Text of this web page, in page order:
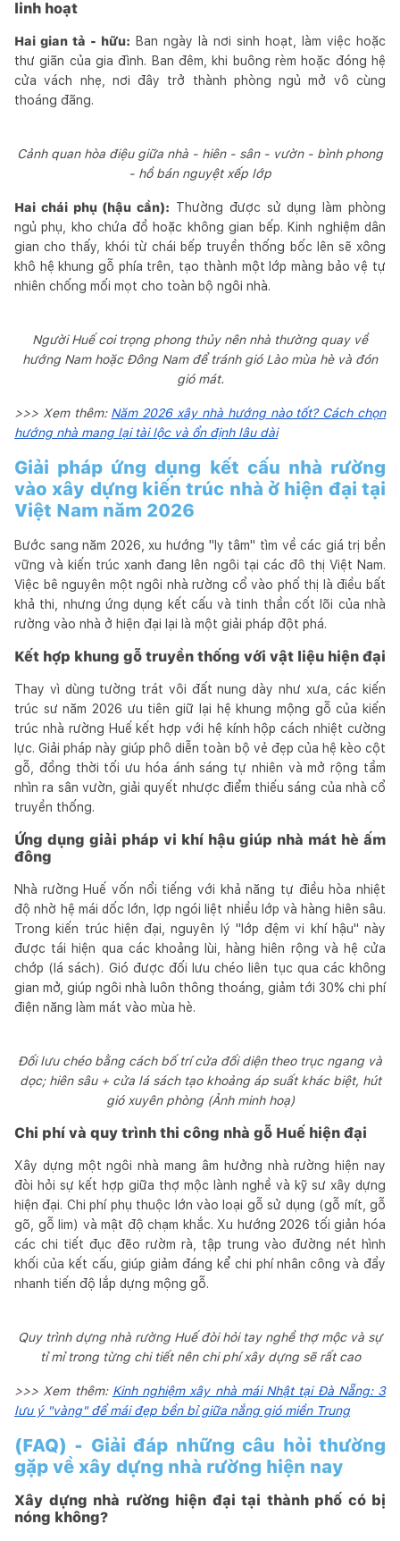
linh hoạt
Hai gian tả - hữu: Ban ngày là nơi sinh hoạt, làm việc hoặc
thư giãn của gia đình. Ban đêm, khi buông rèm hoặc đóng hệ
cửa vách nhẹ, nơi đây trở thành phòng ngủ mở vô cùng
thoáng đãng.
Cảnh quan hòa điệu giữa nhà - hiên - sân - vườn - bình phong
- hồ bán nguyệt xếp lớp
Hai chái phụ (hậu cần): Thường được sử dụng làm phòng
ngủ phụ, kho chứa đồ hoặc không gian bếp. Kinh nghiệm dân
gian cho thấy, khói từ chái bếp truyền thống bốc lên sẽ xông
khô hệ khung gỗ phía trên, tạo thành một lớp màng bảo vệ tự
nhiên chống mối mọt cho toàn bộ ngôi nhà.
Người Huế coi trọng phong thủy nên nhà thường quay về
hướng Nam hoặc Đông Nam để tránh gió Lào mùa hè và đón
gió mát.
>>> Xem thêm: Năm 2026 xây nhà hướng nào tốt? Cách chọn
hướng nhà mang lại tài lộc và ổn định lâu dài
Giải pháp ứng dụng kết cấu nhà rường
vào xây dựng kiến trúc nhà ở hiện đại tại
Việt Nam năm 2026
Bước sang năm 2026, xu hướng "ly tâm" tìm về các giá trị bền
vững và kiến trúc xanh đang lên ngôi tại các đô thị Việt Nam.
Việc bê nguyên một ngôi nhà rường cổ vào phố thị là điều bất
khả thi, nhưng ứng dụng kết cấu và tinh thần cốt lõi của nhà
rường vào nhà ở hiện đại lại là một giải pháp đột phá.
Kết hợp khung gỗ truyền thống với vật liệu hiện đại
Thay vì dùng tường trát vôi đất nung dày như xưa, các kiến
trúc sư năm 2026 ưu tiên giữ lại hệ khung mộng gỗ của kiến
trúc nhà rường Huế kết hợp với hệ kính hộp cách nhiệt cường
lực. Giải pháp này giúp phô diễn toàn bộ vẻ đẹp của hệ kèo cột
gỗ, đồng thời tối ưu hóa ánh sáng tự nhiên và mở rộng tầm
nhìn ra sân vườn, giải quyết nhược điểm thiếu sáng của nhà cổ
truyền thống.
Ứng dụng giải pháp vi khí hậu giúp nhà mát hè ấm
đông
Nhà rường Huế vốn nổi tiếng với khả năng tự điều hòa nhiệt
độ nhờ hệ mái dốc lớn, lợp ngói liệt nhiều lớp và hàng hiên sâu.
Trong kiến trúc hiện đại, nguyên lý "lớp đệm vi khí hậu" này
được tái hiện qua các khoảng lùi, hàng hiên rộng và hệ cửa
chớp (lá sách). Gió được đối lưu chéo liên tục qua các không
gian mở, giúp ngôi nhà luôn thông thoáng, giảm tới 30% chi phí
điện năng làm mát vào mùa hè.
Đối lưu chéo bằng cách bố trí cửa đối diện theo trục ngang và
dọc; hiên sâu + cửa lá sách tạo khoảng áp suất khác biệt, hút
gió xuyên phòng (Ảnh minh hoạ)
Chi phí và quy trình thi công nhà gỗ Huế hiện đại
Xây dựng một ngôi nhà mang âm hưởng nhà rường hiện nay
đòi hỏi sự kết hợp giữa thợ mộc lành nghề và kỹ sư xây dựng
hiện đại. Chi phí phụ thuộc lớn vào loại gỗ sử dụng (gỗ mít, gỗ
gõ, gỗ lim) và mật độ chạm khắc. Xu hướng 2026 tối giản hóa
các chi tiết đục đẽo rườm rà, tập trung vào đường nét hình
khối của kết cấu, giúp giảm đáng kể chi phí nhân công và đẩy
nhanh tiến độ lắp dựng mộng gỗ.
Quy trình dựng nhà rường Huế đòi hỏi tay nghề thợ mộc và sự
tỉ mỉ trong từng chi tiết nên chi phí xây dựng sẽ rất cao
>>> Xem thêm: Kinh nghiệm xây nhà mái Nhật tại Đà Nẵng: 3
lưu ý "vàng" để mái đẹp bền bỉ giữa nắng gió miền Trung
(FAQ) - Giải đáp những câu hỏi thường
gặp về xây dựng nhà rường hiện nay
Xây dựng nhà rường hiện đại tại thành phố có bị
nóng không?